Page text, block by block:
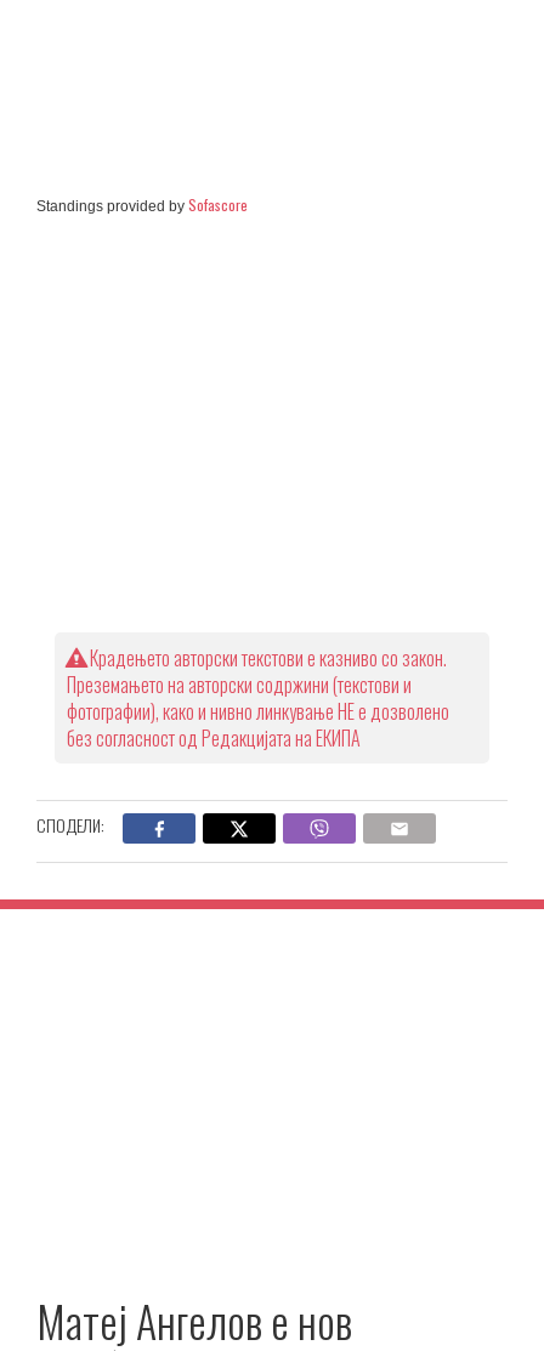
Standings provided by Sofascore
Крадењето авторски текстови е казниво со закон.
Преземањето на авторски содржини (текстови и
фотографии), како и нивно линкување НЕ е дозволено
без согласност од Редакцијата на ЕКИПА
СПОДЕЛИ:
Матеј Ангелов е нов